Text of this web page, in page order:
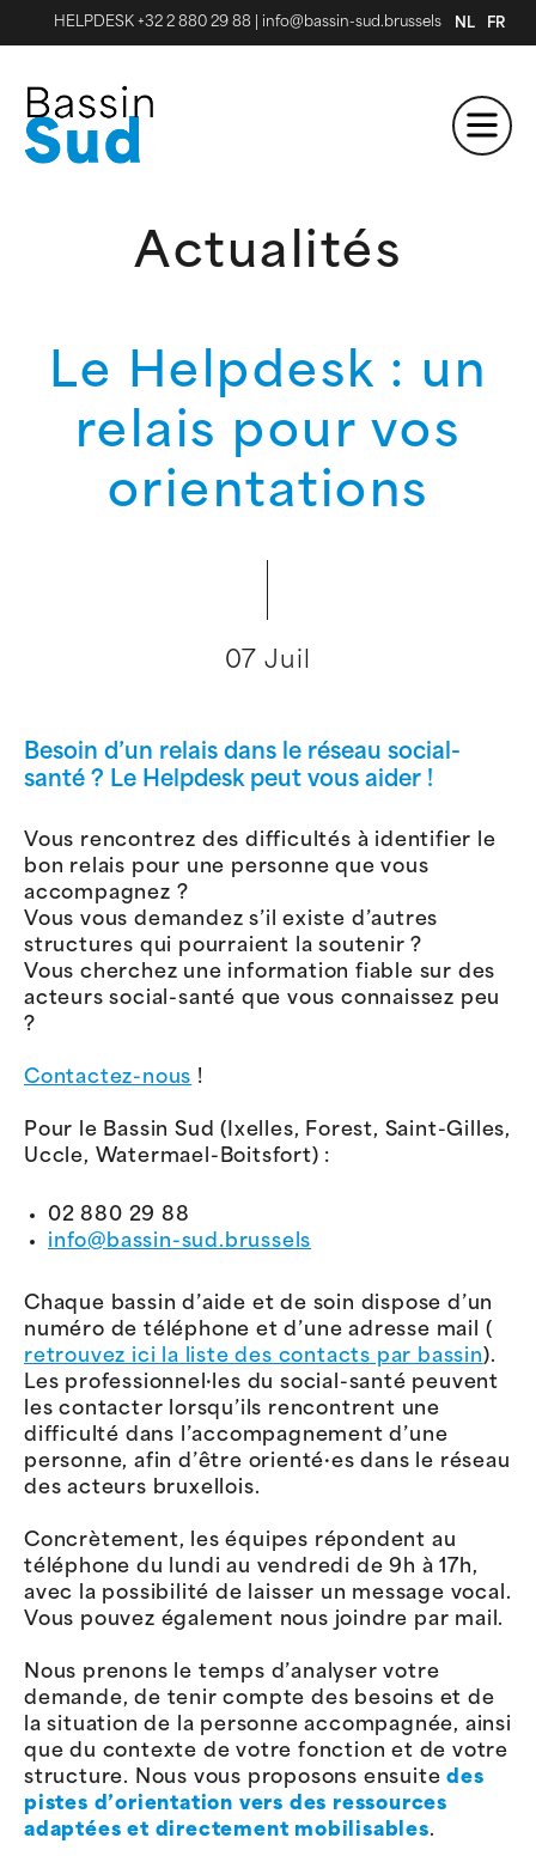
HELPDESK +32 2 880 29 88 info@bassin-sud.brussels NL FR
Actualités
Le Helpdesk : un
relais pour vos
orientations
07 Juil
Besoin d’un relais dans le réseau social-
santé ? Le Helpdesk peut vous aider !
Vous rencontrez des difficultés à identifier le
bon relais pour une personne que vous
accompagnez ?
Vous vous demandez s’il existe d’autres
structures qui pourraient la soutenir ?
Vous cherchez une information fiable sur des
acteurs social-santé que vous connaissez peu
?
Contactez-nous !
Pour le Bassin Sud (Ixelles, Forest, Saint-Gilles,
Uccle, Watermael-Boitsfort) :
02 880 29 88
info@bassin-sud.brussels
Chaque bassin d’aide et de soin dispose d’un
numéro de téléphone et d’une adresse mail (
retrouvez ici la liste des contacts par bassin).
Les professionnel·les du social-santé peuvent
les contacter lorsqu’ils rencontrent une
difficulté dans l’accompagnement d’une
personne, afin d’être orienté·es dans le réseau
des acteurs bruxellois.
Concrètement, les équipes répondent au
téléphone du lundi au vendredi de 9h à 17h,
avec la possibilité de laisser un message vocal.
Vous pouvez également nous joindre par mail.
Nous prenons le temps d’analyser votre
demande, de tenir compte des besoins et de
la situation de la personne accompagnée, ainsi
que du contexte de votre fonction et de votre
structure. Nous vous proposons ensuitedes
pistes d’orientation vers des ressources
adaptées et directement mobilisables.